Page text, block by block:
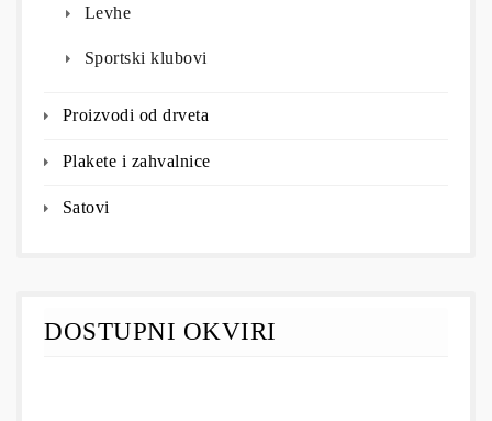
Levhe
Sportski klubovi
Proizvodi od drveta
Plakete i zahvalnice
Satovi
DOSTUPNI OKVIRI